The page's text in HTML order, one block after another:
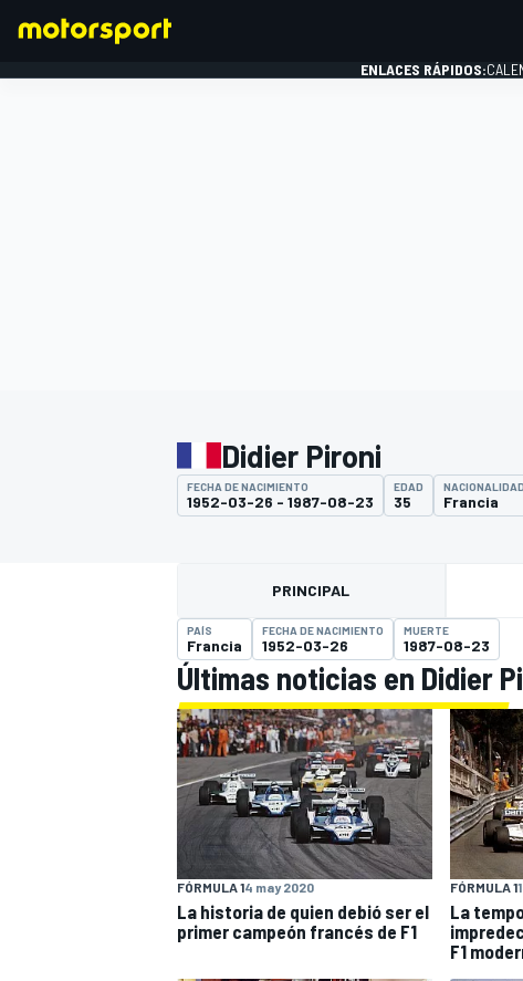
MOTOGP
ENLACES RÁPIDOS:
Didier Pironi
FECHA DE NACIMIENTO
1952-03-26 - 1987-08-23
EDAD
35
NACIONALIDAD
Francia
PRINCIPAL
PAÍS
Francia
FECHA DE NACIMIENTO
1952-03-26
MUERTE
1987-08-23
Últimas noticias en Didier
FÓRMULA 14 may 2020
La historia de quien debió ser el
primer campeón francés de F1
FÓRMULA 1
La
F1